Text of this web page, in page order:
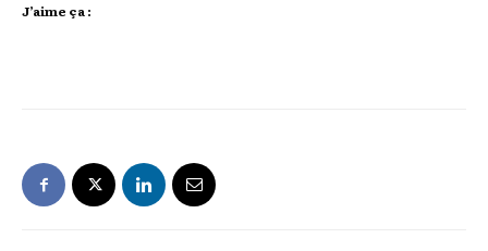
J’aime ça :